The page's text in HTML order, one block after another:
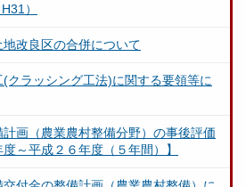
）
改良区の合併について
クラッシング工法)に関する要領等に
画（農業農村整備分野）の事後評価
～平成２６年度（５年間）】